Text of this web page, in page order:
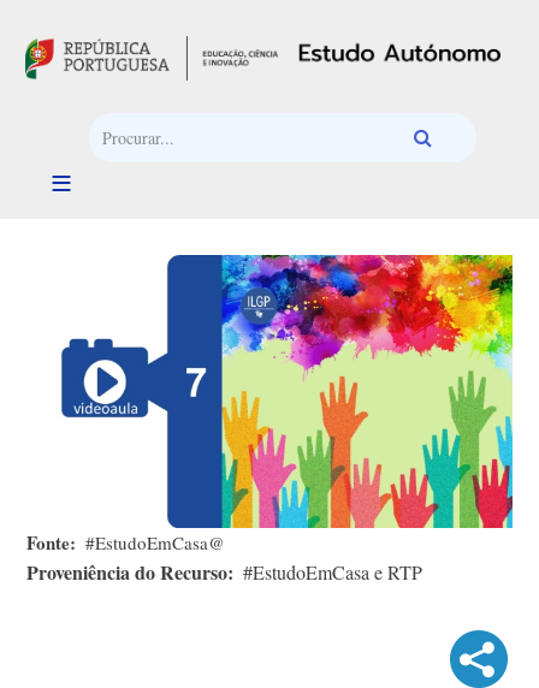
Fonte #EstudoEmCasa@
Proveniência do Recurso #EstudoEmCasa e RTP